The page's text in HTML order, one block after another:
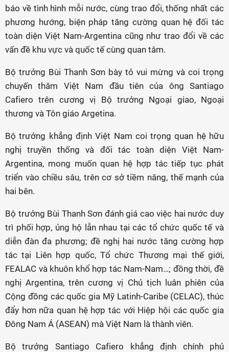
báo về tình hình mỗi nước, cùng trao đổi, thống nhất các
phương hướng, biện pháp tăng cường quan hệ đối tác
toàn diện Việt Nam-Argentina cũng như trao đổi về các
vấn đề khu vực và quốc tế cùng quan tâm.
Bộ trưởng Bùi Thanh Sơn bày tỏ vui mừng và coi trọng
chuyến thăm Việt Nam đầu tiên của ông Santiago
Cafiero trên cương vị Bộ trưởng Ngoại giao, Ngoại
thương và Tôn giáo Argetina.
Bộ trưởng khẳng định Việt Nam coi trọng quan hệ hữu
nghị truyền thống và đối tác toàn diện Việt Nam-
Argentina, mong muốn quan hệ hợp tác tiếp tục phát
triển vào chiều sâu, trên cơ sở tiềm năng, thế mạnh của
hai bên.
Bộ trưởng Bùi Thanh Sơn đánh giá cao việc hai nước duy
trì phối hợp, ủng hộ lẫn nhau tại các tổ chức quốc tế và
diễn đàn đa phương; đề nghị hai nước tăng cường hợp
tác tại Liên hợp quốc, Tổ chức Thương mại thế giới,
FEALAC và khuôn khổ hợp tác Nam-Nam…; đồng thời, đề
nghị Argentina, trên cương vị Chủ tịch luân phiên của
Cộng đồng các quốc gia Mỹ Latinh-Caribe (CELAC), thúc
đẩy hơn nữa quan hệ hợp tác với Hiệp hội các quốc gia
Đông Nam Á (ASEAN) mà Việt Nam là thành viên.
Bộ trưởng Santiago Cafiero khẳng định chính phủ